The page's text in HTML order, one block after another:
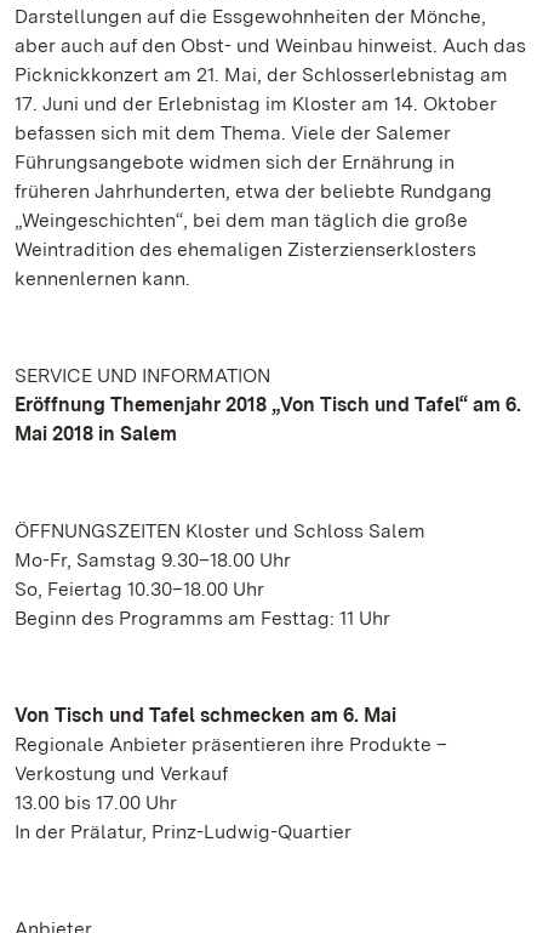
Darstellungen auf die Essgewohnheiten der Mönche,
aber auch auf den Obst- und Weinbau hinweist. Auch das
Picknickkonzert am 21. Mai, der Schlosserlebnistag am
17. Juni und der Erlebnistag im Kloster am 14. Oktober
befassen sich mit dem Thema. Viele der Salemer
Führungsangebote widmen sich der Ernährung in
früheren Jahrhunderten, etwa der beliebte Rundgang
„Weingeschichten“, bei dem man täglich die große
Weintradition des ehemaligen Zisterzienserklosters
kennenlernen kann.
SERVICE UND INFORMATION
Eröffnung Themenjahr 2018 „Von Tisch und Tafel“ am 6.
Mai 2018 in Salem
ÖFFNUNGSZEITEN Kloster und Schloss Salem
Mo-Fr, Samstag 9.30–18.00 Uhr
So, Feiertag 10.30–18.00 Uhr
Beginn des Programms am Festtag: 11 Uhr
Von Tisch und Tafel schmecken am 6. Mai
Regionale Anbieter präsentieren ihre Produkte –
Verkostung und Verkauf
13.00 bis 17.00 Uhr
In der Prälatur, Prinz-Ludwig-Quartier